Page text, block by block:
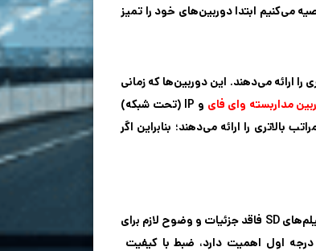
می‌کنیم ابتدا دوربین‌های خود را تمیز
ارائه می‌دهند. این دوربین‌ها که زمانی
مداربسته وای فای
و IP (تحت شبکه)
را ارائه می‌دهند؛ بنابراین اگر
است. فیلم‌های SD فاقد جزئیات و وضوح لازم برای
اول اهمیت دارد، ضبط با کیفیت